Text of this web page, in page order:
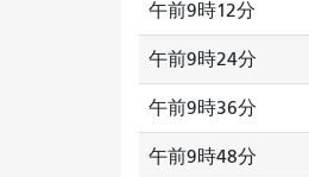
午前9時12分
午前9時24分
午前9時36分
午前9時48分